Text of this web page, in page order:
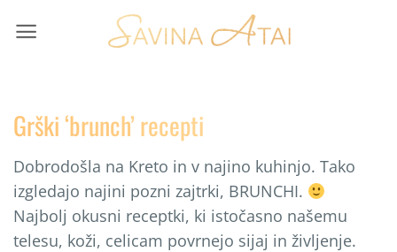
Grški ‘brunch’ recepti
Dobrodošla na Kreto in v najino kuhinjo. Tako
izgledajo najini pozni zajtrki, BRUNCHI.
Najbolj okusni receptki, ki istočasno našemu
telesu, koži, celicam povrnejo sijaj in življenje.